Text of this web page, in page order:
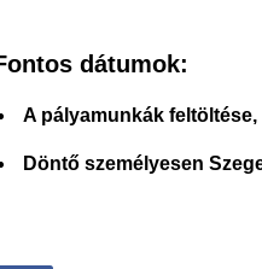
dátumok:
A pályamunkák
Döntő személyesen